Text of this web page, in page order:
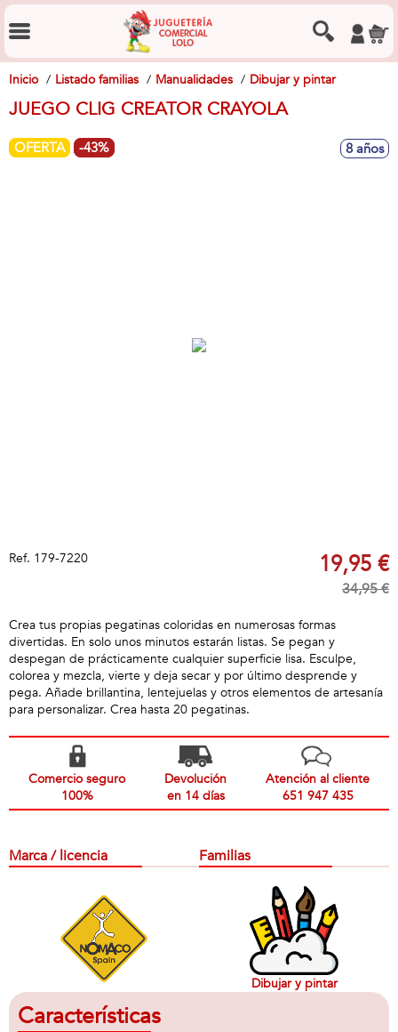
Inicio Listado familias Manualidades Dibujar y pintar
JUEGO CLIG CREATOR CRAYOLA
OFERTA -43% 8 años
Ref. 179-7220 19,95 €
34,95 €
Crea tus propias pegatinas coloridas en numerosas formas
divertidas. En solo unos minutos estarán listas. Se pegan y
despegan de prácticamente cualquier superficie lisa. Esculpe,
colorea y mezcla, vierte y deja secar y por último desprende y
pega. Añade brillantina, lentejuelas y otros elementos de artesanía
para personalizar. Crea hasta 20 pegatinas.
Comercio seguro
100%
Devolución
en 14 días
Atención al cliente
651 947 435
Marca / licencia Familias
Dibujar y pintar
Características